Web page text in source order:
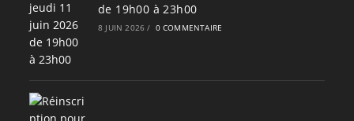
de 19h00 à 23h00
8 JUIN 2026 / 0 COMMENTAIRE